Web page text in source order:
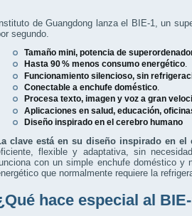
Instituto de Guangdong lanza el BIE-1, un
segundo.
Tamaño mini, potencia de
Hasta 90 % menos consumo energético.
Funcionamiento silencioso, sin
Conectable a enchufe doméstico.
Procesa texto, imagen y voz a gran
Aplicaciones en salud, educación,
Diseño inspirado en el cerebro humano
clave está en su diseño inspirado en el
flexible y adaptativa, sin
con un simple enchufe doméstico y
que normalmente requiere la
hace especial al